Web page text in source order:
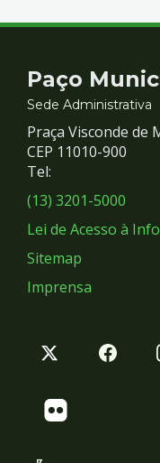
e
Redes
Sociais
Paço
Sede Administrativa
Praça Visconde de
CEP 11010-900
Tel:
(13) 3201-5000
Lei de Acesso à
Sitemap
Imprensa